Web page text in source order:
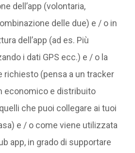
dell’app (volontaria,
delle due) e / o in
dell’app (ad es. Più
i dati GPS ecc.) e / o la
richiesto (pensa a un tracker
economico e distribuito
che puoi collegare ai tuoi
e / o come viene utilizzata
app, in grado di supportare